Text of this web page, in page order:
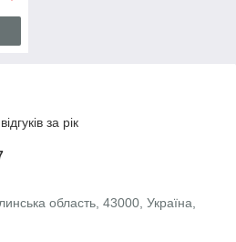
за рік
область, 43000, Україна,